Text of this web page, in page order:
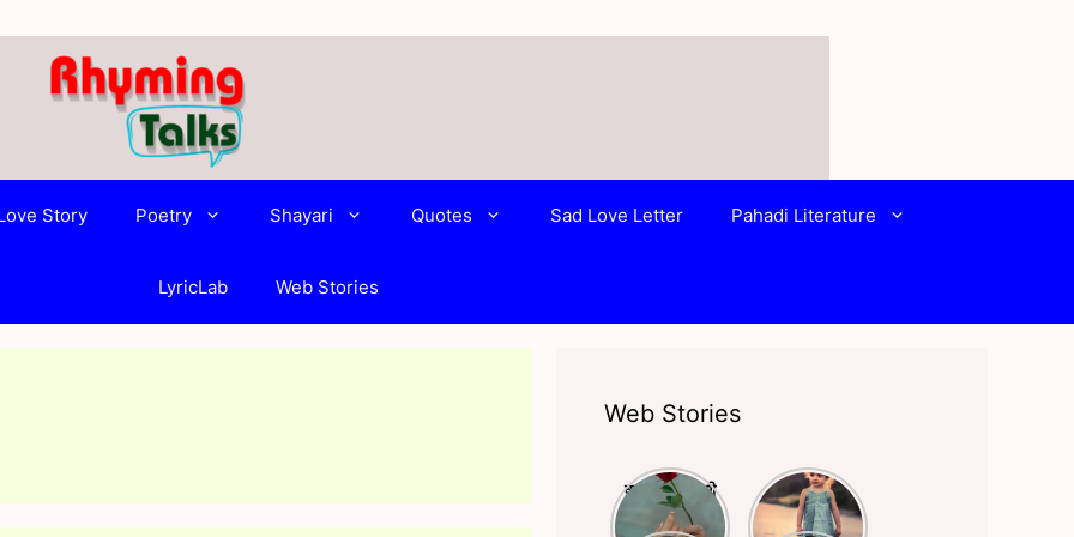
Story Poetry Shayari Quotes Sad Love Letter Pahadi Literature
LyricLab Web Stories
Web Stories
क्या आपने किसी
से प्यार किया है?
अगर हाँ तो ये
बचपन और
स्कूली life पर
लिखी बेहतरीन